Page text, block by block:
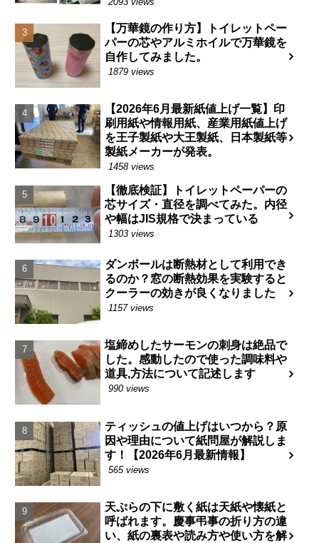
【万華鏡の作り方】トイレットペー
パーの芯やアルミホイルで万華鏡を
自作してみました。
1879 views
【2026年6月最新紙値上げ一覧】印
刷用紙や情報用紙、産業用紙値上げ
を王子製紙や大王製紙、日本製紙等
製紙メーカーが発表。
1458 views
【徹底検証】トイレットペーパーの
芯サイズ・直径を調べてみた。内径
や幅はJIS規格で決まっている
1303 views
ダンボールは断熱材として利用でき
るのか？窓の断熱効果を実験すると
クーラーの効きが良くなりました
1157 views
塩締めしたサーモンの刺身は絶品で
した。感動したので使った調味料や
道具,方法について記述します
990 views
ティッシュの値上げはいつから？原
因や理由について紙問屋が解説しま
す！【2026年6月最新情報】
565 views
天ぷらの下に敷く紙は天紙や懐紙と
呼ばれます。慶事弔事の折り方の違
い、紙の裏表や読み方や使い方を解